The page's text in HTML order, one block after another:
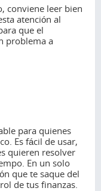
conviene leer bien
atención al
que el
problema a
para quienes
Es fácil de usar,
quieren resolver
En un solo
que te saque del
de tus finanzas.